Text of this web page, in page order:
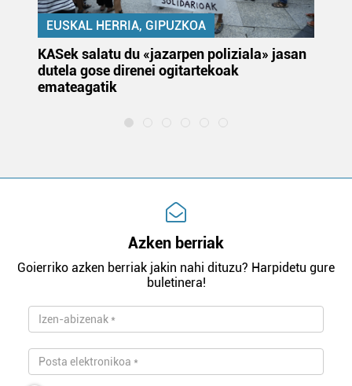
EUSKAL HERRIA, GIPUZKOA
KASek salatu du «jazarpen poliziala» jasan
dutela gose direnei ogitartekoak
emateagatik
Azken berriak
Goierriko azken berriak jakin nahi dituzu? Harpidetu gure
buletinera!